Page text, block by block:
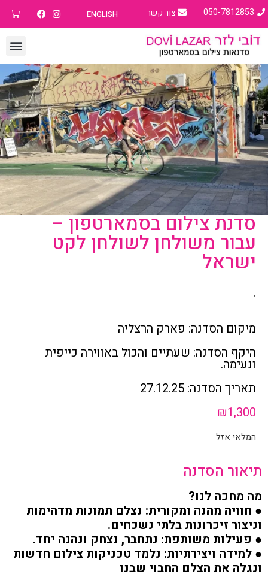
050-7812853 צור קשר ENGLISH
סדנת צילום בסמארטפון –
עבור משולחן לשולחן לקט
ישראל
.
מיקום הסדנה: פארק הרצליה
היקף הסדנה: שעתיים והכול באווירה כייפית
ונעימה.
תאריך הסדנה: 27.12.25
₪1,300
המלאי אזל
תיאור הסדנה
מה מחכה לנו?
● חוויה מהנה ומקורית: נצלם תמונות מדהימות
וניצור זיכרונות בלתי נשכחים.
● פעילות משותפת: נתחבר, נצחק ונהנה יחד.
● למידה ויצירתיות: נלמד טכניקות צילום חדשות
ונגלה את הצלם החבוי שבנו